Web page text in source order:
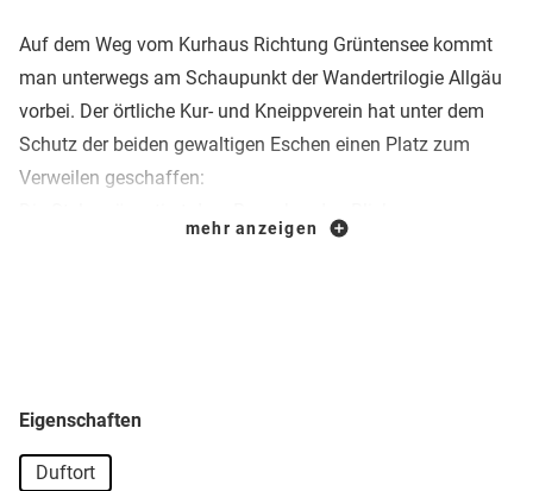
Auf dem Weg vom Kurhaus Richtung Grüntensee kommt
man unterwegs am Schaupunkt der Wandertrilogie Allgäu
vorbei. Der örtliche Kur- und Kneippverein hat unter dem
Schutz der beiden gewaltigen Eschen einen Platz zum
Verweilen geschaffen:
n Faistenoy und lädt umgeben von Flieder,
herrlichen Blick auf Grüntensee und Grünten. Es ist zugleich
der „Funken“ abgebrannt wird.
mehr anzeigen
Eigenschaften
Duftort